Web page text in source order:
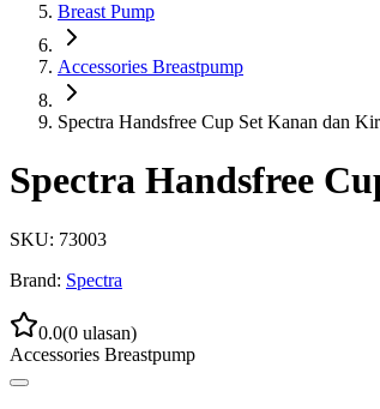
Breast Pump
Accessories Breastpump
Spectra Handsfree Cup Set Kanan dan
Spectra Handsfree
SKU: 73003
Brand: Spectra
0.0(0 ulasan)
Accessories Breastpump